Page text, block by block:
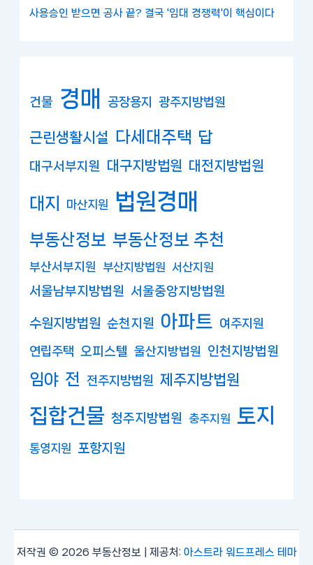
사용승인 받으면 공사 끝? 결국 '임대 경쟁력'이 핵심이다
건물 경매 공장용지 광주지방법원
근린생활시설 다세대주택 답
대구서부지원 대구지방법원 대전지방법원
대지 마산지원 법원경매
부동산정보 부동산정보 추천
부산서부지원 부산지방법원 서산지원
서울남부지방법원 서울중앙지방법원
수원지방법원 순천지원 아파트 여주지원
연립주택 오피스텔 울산지방법원 인천지방법원
임야 전 전주지방법원 제주지방법원
집합건물 청주지방법원 충주지원 토지
통영지원 포항지원
저작권 © 2026 부동산정보 | 제공처: 아스트라 워드프레스 테마